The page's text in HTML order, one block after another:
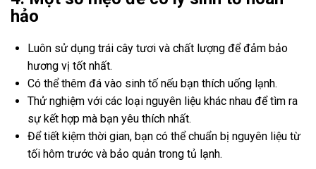
hảo
Luôn sử dụng trái cây tươi và chất lượng để đảm bảo
hương vị tốt nhất.
Có thể thêm đá vào sinh tố nếu bạn thích uống lạnh.
Thử nghiệm với các loại nguyên liệu khác nhau để tìm ra
sự kết hợp mà bạn yêu thích nhất.
Để tiết kiệm thời gian, bạn có thể chuẩn bị nguyên liệu từ
tối hôm trước và bảo quản trong tủ lạnh.